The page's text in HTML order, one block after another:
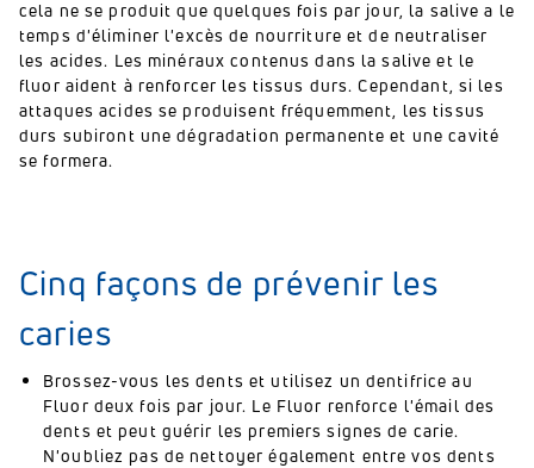
cela ne se produit que quelques fois par jour, la salive a le
temps d'éliminer l'excès de nourriture et de neutraliser
les acides. Les minéraux contenus dans la salive et le
fluor aident à renforcer les tissus durs. Cependant, si les
attaques acides se produisent fréquemment, les tissus
durs subiront une dégradation permanente et une cavité
se formera.
Cinq façons de prévenir les
caries
Brossez-vous les dents et utilisez un dentifrice au
Fluor deux fois par jour. Le Fluor renforce l'émail des
dents et peut guérir les premiers signes de carie.
N'oubliez pas de nettoyer également entre vos dents